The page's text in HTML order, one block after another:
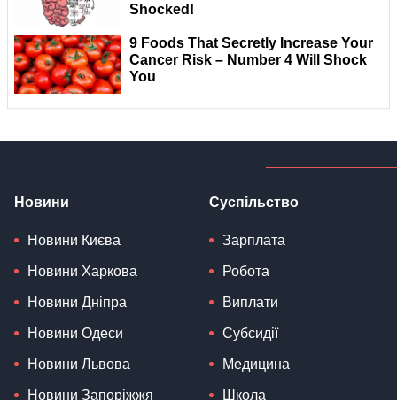
Новини
Новини Києва
Новини Харкова
Новини Дніпра
Новини Одеси
Новини Львова
Новини Запоріжжя
Суспільство
Зарплата
Робота
Виплати
Субсидії
Медицина
Школа